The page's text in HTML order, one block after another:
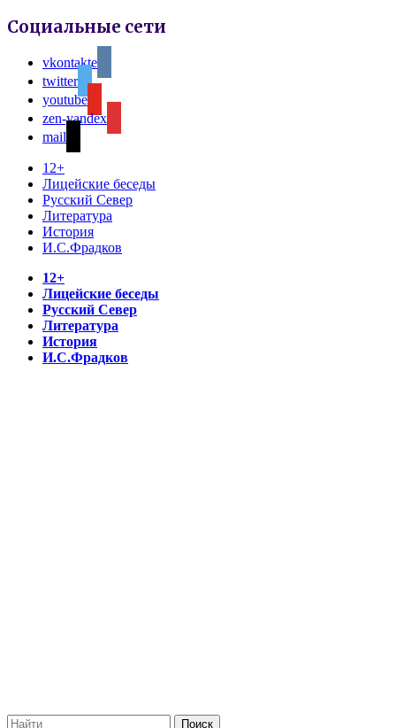
Социальные сети
vkontakte
twitter
youtube
zen-yandex
mail
12+
Лицейские беседы
Русский Север
Литература
История
И.С.Фрадков
12+
Лицейские беседы
Русский Север
Литература
История
И.С.Фрадков